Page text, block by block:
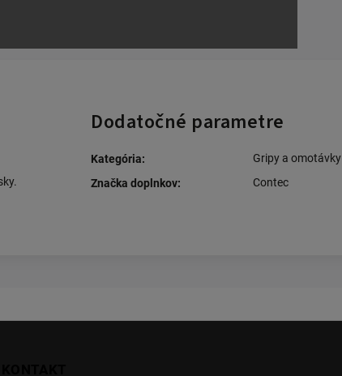
Dodatočné parametre
Kategória:
Gripy a omotávky
Značka doplnkov: Contec